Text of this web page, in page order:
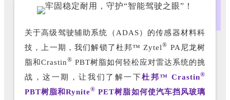
关于高级驾驶辅助系统（ADAS）的传感器材料科
技，上一期，我们解锁了杜邦™ Zytel® PA尼龙树
脂和Crastin® PBT树脂如何轻松应对雷达系统的挑
战，这一期，让我们了解一下杜邦™ Crastin®
PBT树脂和Rynite® PET树脂如何使汽车挡风玻璃